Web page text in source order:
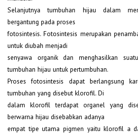
Selanjutnya tumbuhan hijau dalam
bergantung pada proses
fotosintesis. Fotosintesis merupakan
untuk diubah menjadi
senyawa organik dan menghasilkan
tumbuhan hijau untuk pertumbuhan.
Proses fotosintesis dapat berlangsung
tumbuhan yang disebut klorofil. Di
dalam klorofil terdapat organel yang
berwarna hijau disebabkan adanya
empat tipe utama pigmen yaitu klorofil a